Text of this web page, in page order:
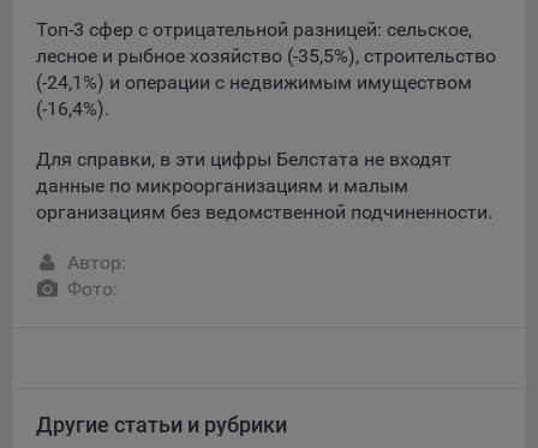
На сайтах обрабатываются следующие типы файлов
cookie:
Общество может использовать файлы cookie для
рекламирования услуг пользователям сайта
«bankibel.by» на сторонних веб-сайтах. Например, если
пользователь посетит указанный сайт, то в дальнейшем
может встретить рекламу Общества на некоторых
сторонних веб-сайтах.
Иногда Общество использует сторонние файлы cookie
для отслеживания эффективности своих рекламных
рекламной деятельности.
Топ-3 сфер с отрицательной разницей: сельское,
лесное и рыбное хозяйство (-35,5%), строительство
(-24,1%) и операции с недвижимым имуществом
(-16,4%).
Для справки, в эти цифры Белстата не входят
данные по микроорганизациям и малым
организациям без ведомственной подчиненности.
Автор:
Фото:
Другие статьи и рубрики